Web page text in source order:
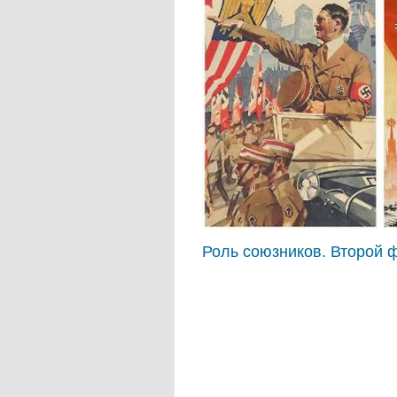
Роль союзников. Второй